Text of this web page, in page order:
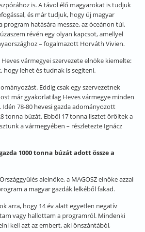
is. A távol élő magyarokat is tudjuk
és már tudjuk, hogy új magyar
program hatására messze, az óceánon túl.
révén egy olyan kapcsot, amellyel
– fogalmazott Horváth Vivien.
Heves vármegyei szervezete elnöke kiemelte:
hogy lehet és tudnak is segíteni.
Eddig csak egy szervezetnek
már gyakorlatilag Heves vármegye minden
78-80 hevesi gazda adományozott
tonna búzát. Ebből 17 tonna lisztet őröltek a
a vármegyében – részletezte Ignácz
1000 tonna búzát adott össze a
alelnöke, a MAGOSZ elnöke azzal
a magyar gazdák lelkéből fakad.
arra, hogy 14 év alatt egyetlen negatív
vagy hallottam a programról. Mindenki
kell azt az embert, aki önszántából,